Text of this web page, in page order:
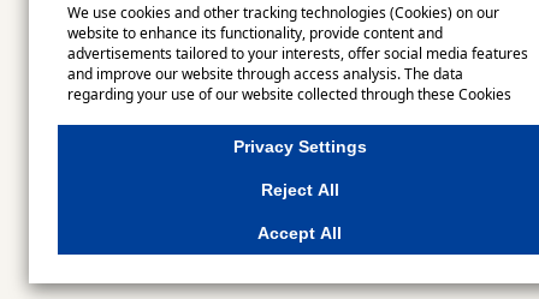
We use cookies and other tracking technologies (Cookies) on our
website to enhance its functionality, provide content and
advertisements tailored to your interests, offer social media features
and improve our website through access analysis. The data
regarding your use of our website collected through these Cookies
data shared by us with other data that you have provided to them or
websites to analyse and optimise advertisements delivered to you by
of all Cookies except for Strictly Necessary Cookies, please click
"Reject All". If you agree to the use of all Cookies, please click "Accept
Privacy Settings
Reject All
Accept All